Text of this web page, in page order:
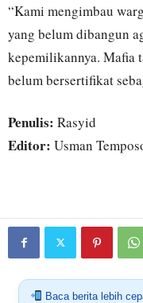
“Kami mengimbau
yang belum dibangun
kepemilikannya. Mafia
belum bersertifikat
Penulis: Rasyid
Editor: Usman
Baca berita lebih